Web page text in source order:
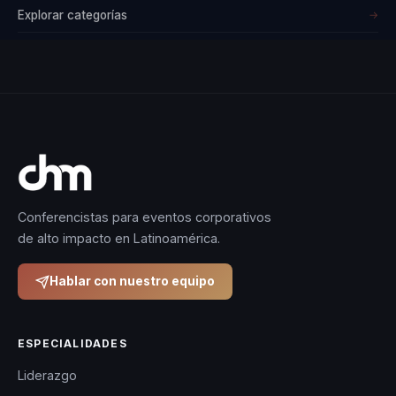
Explorar categorías →
Conferencistas para eventos corporativos
de alto impacto en Latinoamérica.
Hablar con nuestro equipo
ESPECIALIDADES
Liderazgo